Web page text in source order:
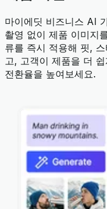
마이에딧 비즈니스 AI
촬영 없이 제품 이미지
류를 즉시 적용해 핏,
고, 고객이 제품을 더
전환율을 높여보세요.